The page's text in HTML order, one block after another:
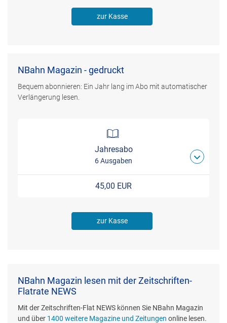
zur Kasse
NBahn Magazin - gedruckt
Bequem abonnieren: Ein Jahr lang im Abo mit automatischer
Verlängerung lesen.
Jahresabo
6 Ausgaben
45,00 EUR
zur Kasse
NBahn Magazin lesen mit der Zeitschriften-
Flatrate NEWS
Mit der Zeitschriften-Flat NEWS können Sie NBahn Magazin
und über 1400 weitere Magazine und Zeitungen online lesen.